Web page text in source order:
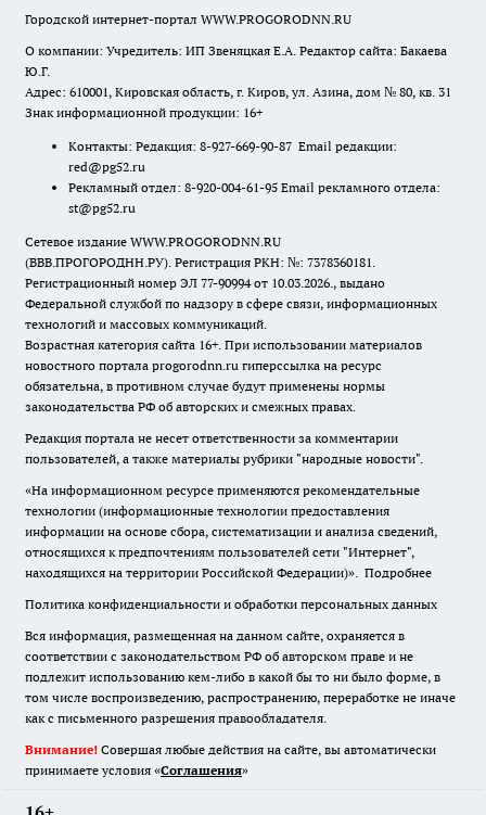
Городской интернет-портал WWW.PROGORODNN.RU
О компании: Учредитель: ИП Звеняцкая Е.А. Редактор сайта: Бакаева
Ю.Г.
Адрес: 610001, Кировская область, г. Киров, ул. Азина, дом № 80, кв. 31
Знак информационной продукции: 16+
Контакты: Редакция: 8-927-669-90-87 Email редакции:
red@pg52.ru
Рекламный отдел: 8-920-004-61-95 Email рекламного отдела:
st@pg52.ru
Сетевое издание WWW.PROGORODNN.RU
(ВВВ.ПРОГОРОДНН.РУ). Регистрация РКН: №: 7378360181.
Регистрационный номер ЭЛ 77-90994 от 10.03.2026., выдано
Федеральной службой по надзору в сфере связи, информационных
технологий и массовых коммуникаций.
Возрастная категория сайта 16+. При использовании материалов
новостного портала progorodnn.ru гиперссылка на ресурс
обязательна, в противном случае будут применены нормы
законодательства РФ об авторских и смежных правах.
Редакция портала не несет ответственности за комментарии
пользователей, а также материалы рубрики "народные новости".
«На информационном ресурсе применяются рекомендательные
технологии (информационные технологии предоставления
информации на основе сбора, систематизации и анализа сведений,
относящихся к предпочтениям пользователей сети "Интернет",
находящихся на территории Российской Федерации)». Подробнее
Политика конфиденциальности и обработки персональных данных
Вся информация, размещенная на данном сайте, охраняется в
соответствии с законодательством РФ об авторском праве и не
подлежит использованию кем-либо в какой бы то ни было форме, в
том числе воспроизведению, распространению, переработке не иначе
как с письменного разрешения правообладателя.
Внимание! Совершая любые действия на сайте, вы автоматически
принимаете условия «Cоглашения»